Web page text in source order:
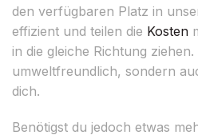
den verfügbaren Platz in
effizient und teilen die Kosten
in die gleiche Richtung
umweltfreundlich, sondern
dich.
Benötigst du jedoch etwas